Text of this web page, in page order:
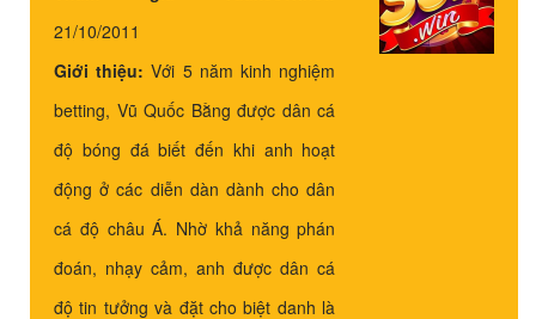
21/10/2011
Giới thiệu: Với 5 năm kinh nghiệm
betting, Vũ Quốc Bằng được dân cá
độ bóng đá biết đến khi anh hoạt
động ở các diễn dàn dành cho dân
cá độ châu Á. Nhờ khả năng phán
đoán, nhạy cảm, anh được dân cá
độ tin tưởng và đặt cho biệt danh là